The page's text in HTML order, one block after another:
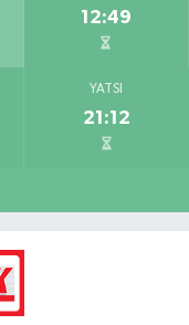
12:49
YATSI
21:12